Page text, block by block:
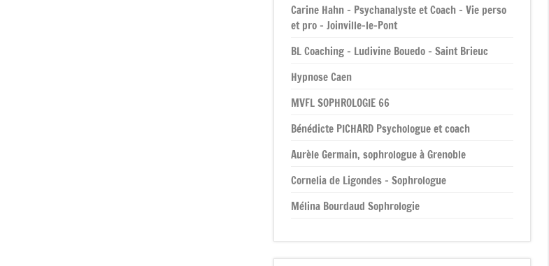
Carine Hahn – Psychanalyste et Coach – Vie perso
et pro – Joinville-le-Pont
BL Coaching – Ludivine Bouedo – Saint Brieuc
Hypnose Caen
MVFL SOPHROLOGIE 66
Bénédicte PICHARD Psychologue et coach
Aurèle Germain, sophrologue à Grenoble
Cornelia de Ligondes – Sophrologue
Mélina Bourdaud Sophrologie